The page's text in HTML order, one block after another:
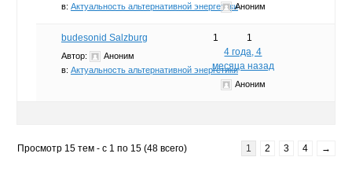
в: Актуальность альтернативной энергетикиАноним
budesonid Salzburg
Автор:
Аноним
в: Актуальность альтернативной энергетики
1
1
4 года, 4
месяца назад
Аноним
Просмотр 15 тем - с 1 по 15 (48 всего) 1 2 3 4 →